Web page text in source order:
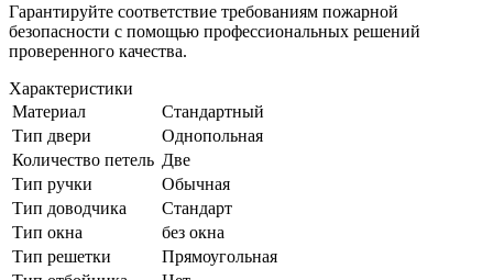
Гарантируйте соответствие требованиям пожарной
безопасности с помощью профессиональных решений
проверенного качества.
Характеристики
Материал
Стандартный
Тип двери
Однопольная
Количество петель Две
Тип ручки
Обычная
Тип доводчика
Стандарт
Тип окна
без окна
Тип решетки
Прямоугольная